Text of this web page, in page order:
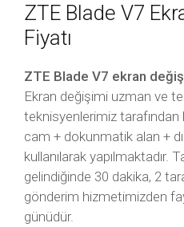
ZTE Blade V7
Fiyatı
ZTE Blade V7 ekran
Ekran değişimi uzman ve
teknisyenlerimiz
cam + dokunmatik alan +
kullanılarak yapılmaktadır.
gelindiğinde 30 dakika, 2
gönderim hizmetimizden
günüdür.